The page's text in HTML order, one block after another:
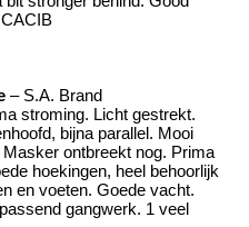
– S.A. Brand
stroming. Licht gestrekt.
bijna parallel. Mooi
ontbreekt nog. Prima
hoekingen, heel behoorlijk
en voeten. Goede vacht.
gangwerk. 1 veel